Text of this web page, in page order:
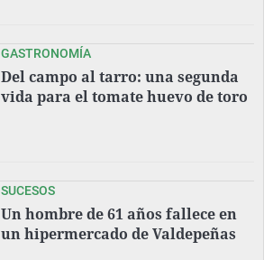
GASTRONOMÍA
Del campo al tarro: una segunda
vida para el tomate huevo de toro
SUCESOS
Un hombre de 61 años fallece en
un hipermercado de Valdepeñas